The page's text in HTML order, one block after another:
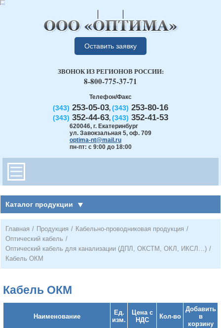
Оставить заявку
Телефон/Факс
(343) 253-05-03, (343) 253-80-16
(343) 352-44-63, (343) 352-41-53
620046, г. Екатеринбург
ул. Завокзальная 5, оф. 709
optima-nt@mail.ru
пн-пт: с 9:00 до 18:00
ЗВОНОК ИЗ РЕГИОНОВ РОССИИ:
8-800-775-37-71
Каталог продукции
Главная / Продукция / Кабельно-проводниковая продукция /
Оптический кабель /
Оптический кабель для канализации (ДПЛ, ОКСТМ, ОКЛ, ИКСЛ…) /
Кабель ОКМ
Кабель ОКМ
Наименование
Ед.
изм.
Цена с
НДС
Кол-во
Добавить
в
корзину